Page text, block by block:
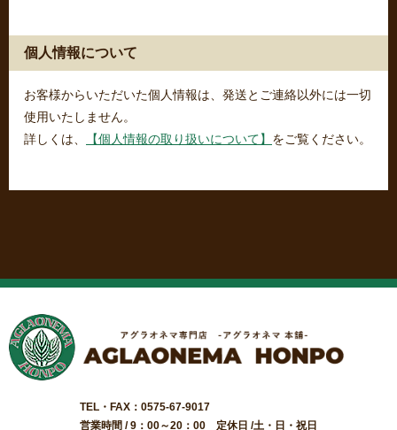
個人情報について
お客様からいただいた個人情報は、発送とご連絡以外には一切
使用いたしません。
詳しくは、
【個人情報の取り扱いについて】 をご覧ください。
TEL・FAX：0575-67-9017
営業時間 / 9：00～20：00 定休日 /土・日・祝日